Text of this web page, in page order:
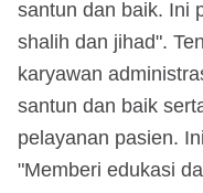
santun dan baik. Ini
shalih dan jihad".
karyawan
santun dan baik
pelayanan pasien.
"Memberi edukasi